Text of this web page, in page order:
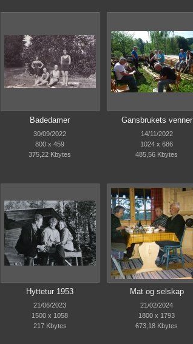
Badedamer
30/09/2022
800 x 459
375,22 Kbytes
Gansbrukets venner
14/11/2022
1024 x 686
485,56 Kbytes
Hyttetur 1953
21/06/2023
1500 x 1058
217 Kbytes
Mat og selskap
21/02/2024
1800 x 1793
673,18 Kbytes